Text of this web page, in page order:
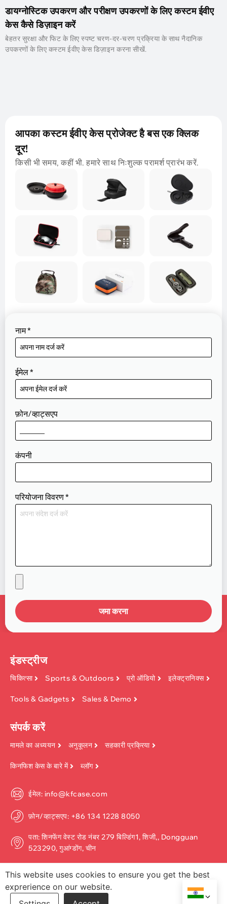
डायग्नोस्टिक उपकरण और परीक्षण उपकरणों के लिए कस्टम ईवीए
केस कैसे डिज़ाइन करें
बेहतर सुरक्षा और फिट के लिए स्पष्ट चरण-दर-चरण प्रक्रिया के साथ नैदानिक ​​​​
उपकरणों के लिए कस्टम ईवीए केस डिज़ाइन करना सीखें.
नाम*
ईमेल*
फ़ोन/व्हाट्सएप
कंपनी
परियोजना विवरण*
जमा करना
आपका कस्टम ईवीए केस प्रोजेक्ट है बस एक क्लिक
दूर!
किसी भी समय, कहीं भी. हमारे साथ निःशुल्क परामर्श प्रारंभ करें.
इंडस्ट्रीज
चिकित्सा Sports & Outdoors प्रो ऑडियो इलेक्ट्रानिक्स
Tools & Gadgets Sales & Demo
संपर्क करें
मामले का अध्ययन अनुकूलन सहकारी प्रक्रिया
किनफिश केस के बारे में ब्लॉग
ईमेल: info@kfcase.com
फ़ोन/व्हाट्सएप: +86 134 1228 8050
पता: शिनफेंग वेस्ट रोड नंबर 279 बिल्डिंग1, शिजी,, Dongguan
523290, गुआंग्डोंग, चीन
This website uses cookies to ensure you get the best
exprerience on our website.